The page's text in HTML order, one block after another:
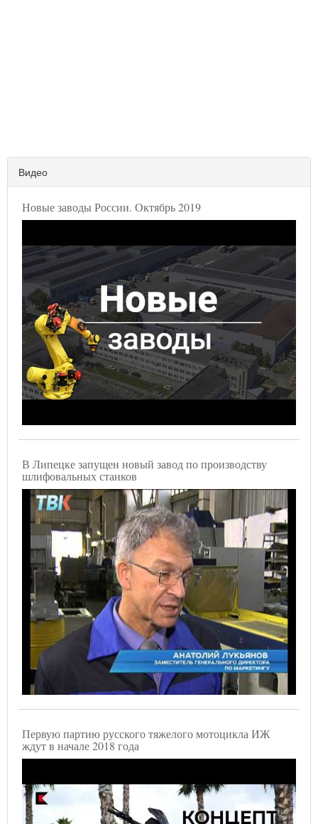
Видео
Новые заводы России. Октябрь 2019
В Липецке запущен новый завод по производству
шлифовальных станков
Первую партию русского тяжелого мотоцикла ИЖ
ждут в начале 2018 года